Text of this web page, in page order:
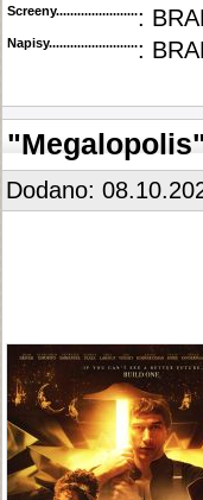
:
Napisy............................................
:
Dodano: